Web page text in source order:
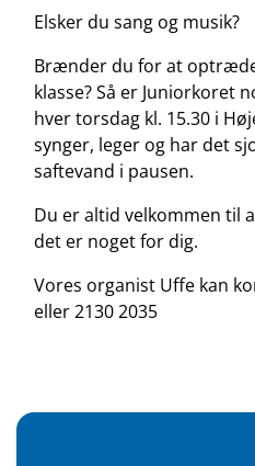
Elsker du sang og musik?
Brænder du for at
klasse? Så er Juniorkoret
hver torsdag kl. 15.30 i
synger, leger og har det
saftevand i pausen.
Du er altid velkommen til
det er noget for dig.
Vores organist Uffe kan
eller 2130 2035